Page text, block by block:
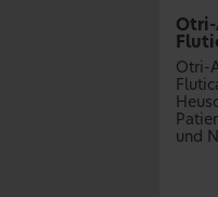
Otri-
Otri-
und